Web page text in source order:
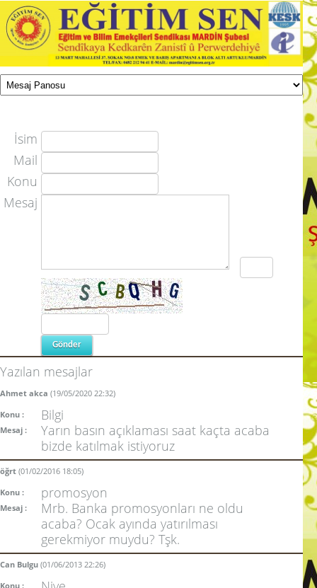
İsim
Mail
Konu
Mesaj
Yazılan mesajlar
Ahmet akca (19/05/2020 22:32)
Konu :
Bilgi
Mesaj :
Yarın basın açıklaması saat kaçta acaba
bizde katılmak istiyoruz
öğrt (01/02/2016 18:05)
Konu :
promosyon
Mesaj :
Mrb. Banka promosyonları ne oldu
acaba? Ocak ayında yatırılması
gerekmiyor muydu? Tşk.
Can Bulgu (01/06/2013 22:26)
Konu :